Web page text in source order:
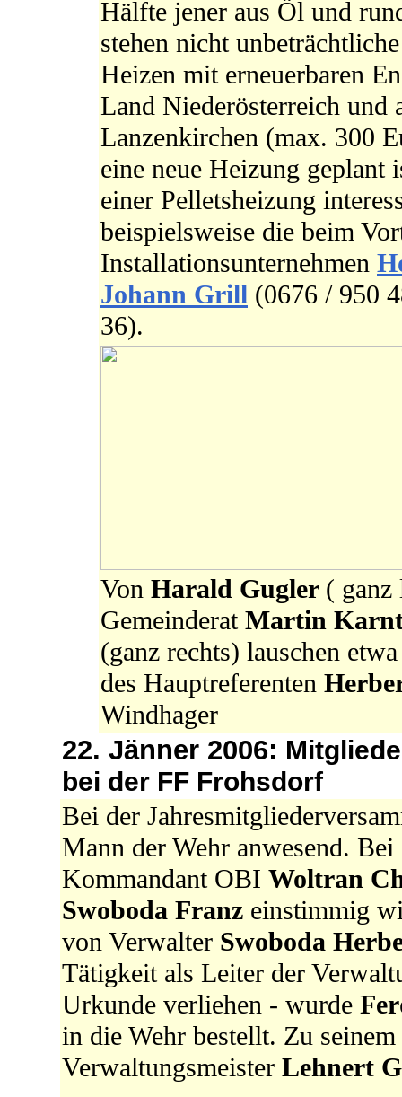
Hälfte jener aus Öl und
stehen nicht
Heizen mit erneuerbaren
Land Niederösterreich und
Lanzenkirchen (max. 300
eine neue Heizung geplant
einer Pelletsheizung
beispielsweise die beim
Installationsunternehmen
Johann Grill (0676 / 950
36).
Von Harald Gugler (
Gemeinderat Martin
(ganz rechts) lauschen
des Hauptreferenten
Windhager
22. Jänner 2006:
bei der FF Frohsdorf
Bei der
Mann der Wehr anwesend.
Kommandant OBI Woltran
Swoboda Franz einstimmig
von Verwalter Swoboda
Tätigkeit als Leiter der
Urkunde verliehen - wurde
in die Wehr bestellt. Zu
Verwaltungsmeister Lehnert